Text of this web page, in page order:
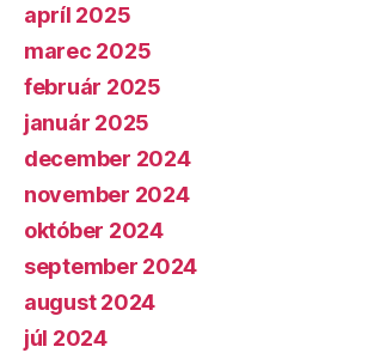
apríl 2025
marec 2025
február 2025
január 2025
december 2024
november 2024
október 2024
september 2024
august 2024
júl 2024